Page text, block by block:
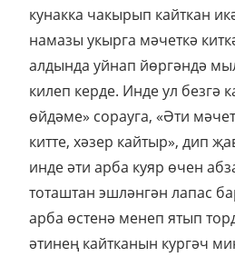
кунакка чакырып кайткан
намазы укырга мәчеткә
алдында уйнап йөргәндә
килеп керде. Инде ул безгә
өйдәме» сорауга, «Әти
китте, хәзер кайтыр», дип
инде әти арба куяр өчен
тоташтан эшләнгән лапас
арба өстенә менеп ятып
әтинең кайтканын кургәч